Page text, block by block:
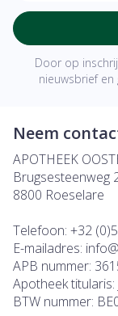
Door op
nieuwsbrief
Neem
APOTHEEK
Brugsesteenweg
8800 Roeselare
Telefoon: +32
E-mailadres: info@
APB nummer:
Apotheek titularis:
BTW nummer: